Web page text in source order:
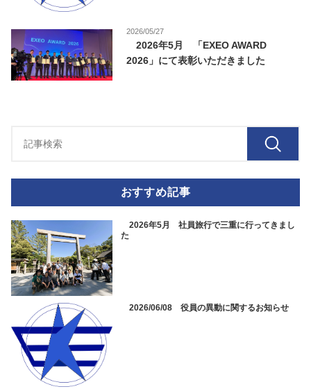
2026/05/27
2026年5月 「EXEO AWARD
2026」にて表彰いただきました
おすすめ記事
2026年5月 社員旅行で三重に行ってきまし
た
2026/06/08 役員の異動に関するお知らせ